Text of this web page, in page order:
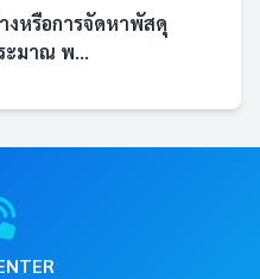
งหรือการจัดหาพัสดุ
ะมาณ พ...